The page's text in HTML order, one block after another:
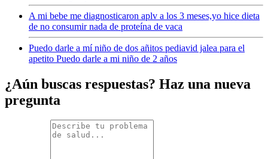
A mi bebe me diagnosticaron aplv a los 3 meses,yo hice dieta
de no consumir nada de proteína de vaca
Puedo darle a mí niño de dos añitos pediavid jalea para el
apetito Puedo darle a mi niño de 2 años
¿Aún buscas respuestas? Haz una nueva
pregunta